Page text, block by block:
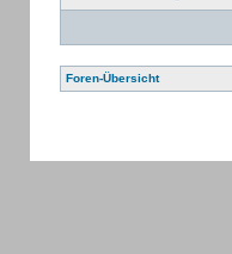
Foren-Übersicht